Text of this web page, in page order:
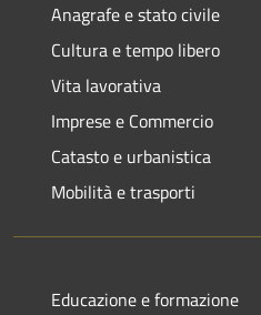
Anagrafe e stato civile
Cultura e tempo libero
Vita lavorativa
Imprese e Commercio
Catasto e urbanistica
Mobilità e trasporti
Educazione e formazione